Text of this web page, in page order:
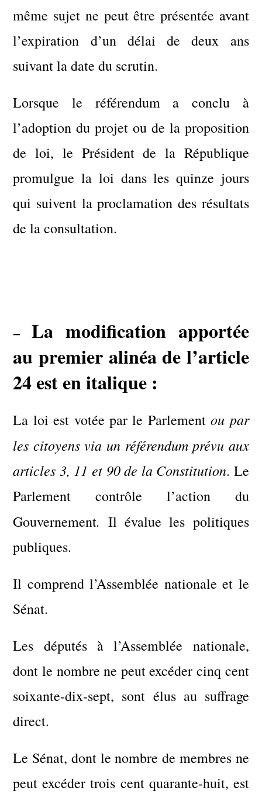
même sujet ne peut être présentée avant
l’expiration d’un délai de deux ans
suivant la date du scrutin.
Lorsque le référendum a conclu à
l’adoption du projet ou de la proposition
de loi, le Président de la République
promulgue la loi dans les quinze jours
qui suivent la proclamation des résultats
de la consultation.
– La modification apportée
au premier alinéa de l’article
24 est en italique :
La loi est votée par le Parlementou par
les citoyens via un référendum prévu aux
articles 3, 11 et 90 de la Constitution. Le
Parlement contrôle l’action du
Gouvernement. Il évalue les politiques
publiques.
Il comprend l’Assemblée nationale et le
Sénat.
Les députés à l’Assemblée nationale,
dont le nombre ne peut excéder cinq cent
soixante-dix-sept, sont élus au suffrage
direct.
Le Sénat, dont le nombre de membres ne
peut excéder trois cent quarante-huit, est